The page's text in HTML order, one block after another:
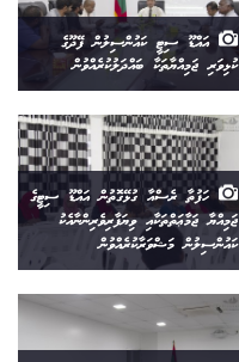
އައްޑޫ ސިޓީ ކައުންސިލުން ފޭދޫގެ
ކުޅިވަރި ޖަމިއްޔާތަކާ ބައްދަލުކުރެއްވުން
ހަފުތާ ރެސްއާ ގުޅޭގޮތުން އައްޑޫ ސިޓީގެ
ޖަމިއްޔާ ޖަމާޢަތްތަކާއި ވިޔަފާރިވެރިންނާއެކު
ކައުންސިލުން މަޝްވަރާކުރެއްވުން